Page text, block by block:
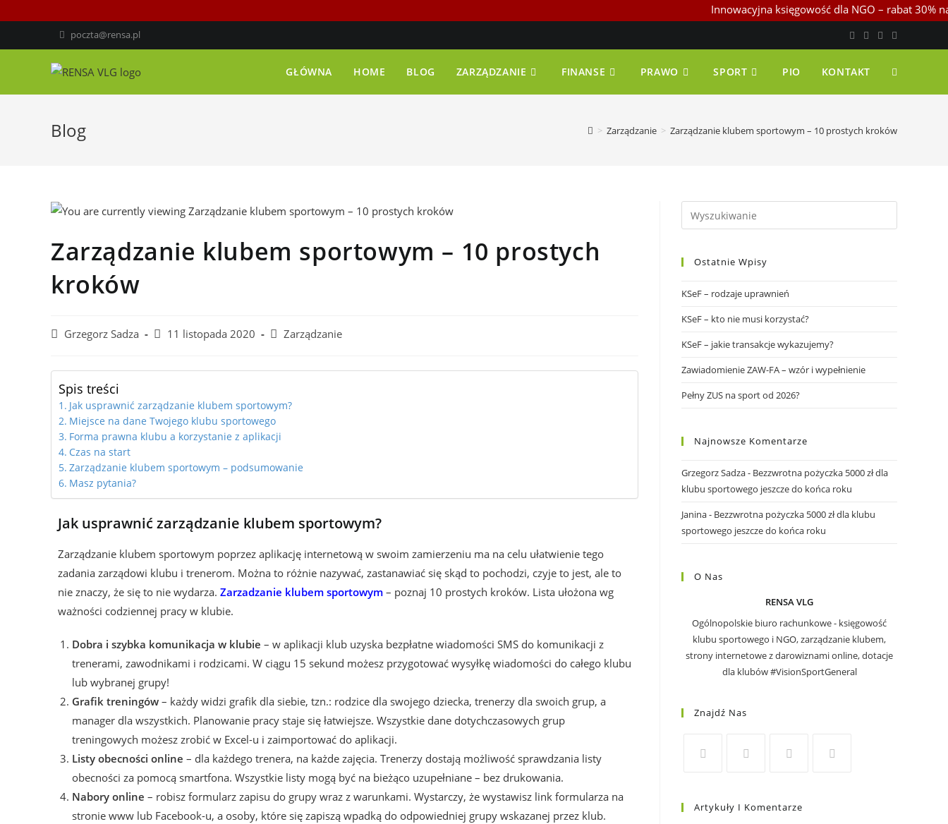
Innowacyjna księgowość dla NGO – rabat 30% na start
poczta@rensa.pl
GŁÓWNA HOME BLOG ZARZĄDZANIE FINANSE PRAWO SPORT PIO KONTAKT
Blog > Zarządzanie > Zarządzanie klubem sportowym – 10 prostych kroków
Zarządzanie klubem sportowym – 10 prostych
kroków
Grzegorz Sadza 11 listopada 2020 Zarządzanie
Spis treści
Jak usprawnić zarządzanie klubem sportowym?
Miejsce na dane Twojego klubu sportowego
Forma prawna klubu a korzystanie z aplikacji
Czas na start
Zarządzanie klubem sportowym – podsumowanie
Masz pytania?
Jak usprawnić zarządzanie klubem sportowym?
Zarządzanie klubem sportowym poprzez aplikację internetową w swoim zamierzeniu ma na celu ułatwienie tego
zadania zarządowi klubu i trenerom. Można to różnie nazywać, zastanawiać się skąd to pochodzi, czyje to jest, ale to
nie znaczy, że się to nie wydarza. Zarzadzanie klubem sportowym – poznaj 10 prostych kroków. Lista ułożona wg
ważności codziennej pracy w klubie.
Dobra i szybka komunikacja w klubie – w aplikacji klub uzyska bezpłatne wiadomości SMS do komunikacji z
trenerami, zawodnikami i rodzicami. W ciągu 15 sekund możesz przygotować wysyłkę wiadomości do całego klubu
lub wybranej grupy!
Grafik treningów – każdy widzi grafik dla siebie, tzn.: rodzice dla swojego dziecka, trenerzy dla swoich grup, a
manager dla wszystkich. Planowanie pracy staje się łatwiejsze. Wszystkie dane dotychczasowych grup
treningowych możesz zrobić w Excel-u i zaimportować do aplikacji.
Listy obecności online – dla każdego trenera, na każde zajęcia. Trenerzy dostają możliwość sprawdzania listy
obecności za pomocą smartfona. Wszystkie listy mogą być na bieżąco uzupełniane – bez drukowania.
Nabory online – robisz formularz zapisu do grupy wraz z warunkami. Wystarczy, że wystawisz link formularza na
stronie www lub Facebook-u, a osoby, które się zapiszą wpadką do odpowiedniej grupy wskazanej przez klub.
Ostatnie Wpisy
KSeF – rodzaje uprawnień
KSeF – kto nie musi korzystać?
KSeF – jakie transakcje wykazujemy?
Zawiadomienie ZAW-FA – wzór i wypełnienie
Pełny ZUS na sport od 2026?
Najnowsze Komentarze
Grzegorz Sadza- Bezzwrotna pożyczka 5000 zł dla
klubu sportowego jeszcze do końca roku
Janina- Bezzwrotna pożyczka 5000 zł dla klubu
sportowego jeszcze do końca roku
O Nas
RENSA VLG
Ogólnopolskie biuro rachunkowe - księgowość
klubu sportowego i NGO, zarządzanie klubem,
strony internetowe z darowiznami online, dotacje
dla klubów #VisionSportGeneral
Znajdź Nas
Artykuły I Komentarze